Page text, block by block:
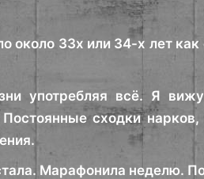
около 33х или 34-х лет
употребляя всё. Я
сходки
Марафонила неделю.